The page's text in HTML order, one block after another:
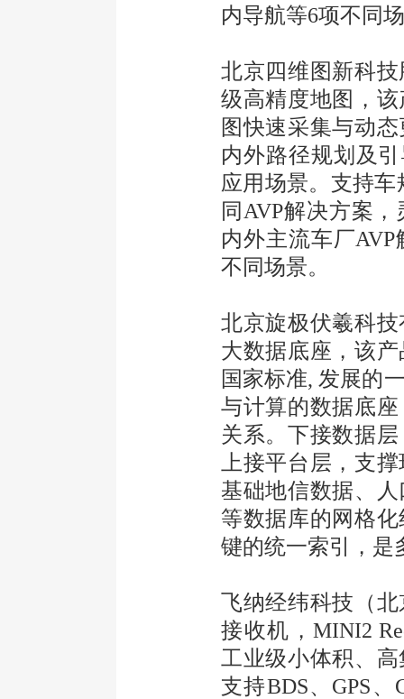
内导航等6项不同
北京四维图新科
级高精度地图，
图快速采集与动
内外路径规划及
应用场景。支持
同AVP解决方案
内外主流车厂
不同场景。
北京旋极伏羲科
大数据底座，该
国家标准, 发展的
与计算的数据底
关系。下接数据
上接平台层，支
基础地信数据、
等数据库的网格
键的统一索引，是
飞纳经纬科技（
接收机，MINI2
工业级小体积、
支持BDS、GPS、